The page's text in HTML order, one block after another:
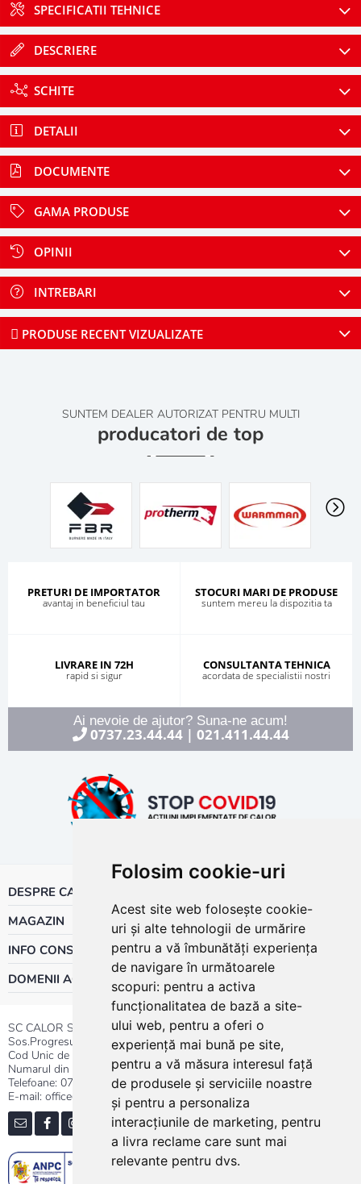
Folosim cookie-uri
Acest site web folosește cookie-
uri și alte tehnologii de urmărire
pentru a vă îmbunătăți experiența
de navigare în următoarele
scopuri: pentru a activa
funcționalitatea de bază a site-
ului web, pentru a oferi o
experiență mai bună pe site,
pentru a vă măsura interesul față
de produsele și serviciile noastre
și pentru a personaliza
interacțiunile de marketing, pentru
a livra reclame care sunt mai
relevante pentru dvs.
SPECIFICATII TEHNICE
DESCRIERE
SCHITE
DETALII
DOCUMENTE
GAMA PRODUSE
OPINII
INTREBARI
PRODUSE RECENT VIZUALIZATE
SUNTEM DEALER AUTORIZAT PENTRU MULTI
producatori de top
PRETURI DE IMPORTATOR
avantaj in beneficiul tau
STOCURI MARI DE PRODUSE
suntem mereu la dispozitia ta
LIVRARE IN 72H
rapid si sigur
CONSULTANTA TEHNICA
acordata de specialistii nostri
Ai nevoie de ajutor? Suna-ne acum!
0737.23.44.44| 021.411.44.44
DESPRE CALOR
MAGAZIN
INFO CONSUMATOR
DOMENII ACTIVITATE
SC CALOR SRL
Sos.Progresului nr.30-40, Sector 5, Bucuresti
Cod Unic de Inregistrare: RO 3004724
Numarul din Registrul Comertului:J40/13176/1991
Telefoane: 0737.23.44.44|021.411.44.44
E-mail: office@calor.ro